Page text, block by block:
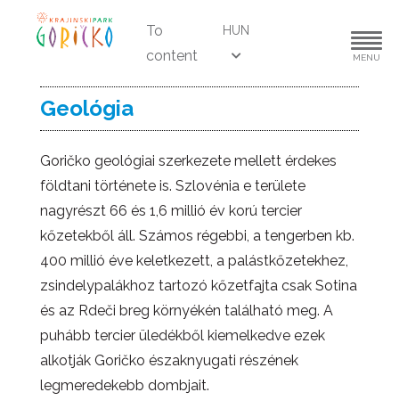
To
content
HUN
MENU
Geológia
Goričko geológiai szerkezete mellett érdekes
földtani története is. Szlovénia e területe
nagyrészt 66 és 1,6 millió év korú tercier
kőzetekből áll. Számos régebbi, a tengerben kb.
400 millió éve keletkezett, a palástkőzetekhez,
zsindelypalákhoz tartozó kőzetfajta csak Sotina
és az Rdeči breg környékén található meg. A
puhább tercier üledékből kiemelkedve ezek
alkotják Goričko északnyugati részének
legmeredekebb dombjait.